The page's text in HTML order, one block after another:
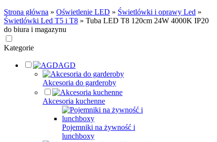
Strona główna » Oświetlenie LED » Świetlówki i oprawy Led »
Świetlówki Led T5 i T8 » Tuba LED T8 120cm 24W 4000K IP20
do biura i magazynu
Kategorie
AGD
Akcesoria do garderoby
Akcesoria kuchenne
Pojemniki na żywność i
lunchboxy